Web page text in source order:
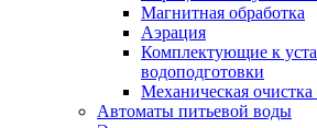
Магнитная обработка
Аэрация
Комплектующие к
водоподготовки
Механическая
Автоматы питьевой воды